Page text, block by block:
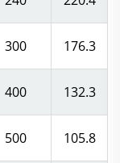
300
176.3
400
132.3
500
105.8